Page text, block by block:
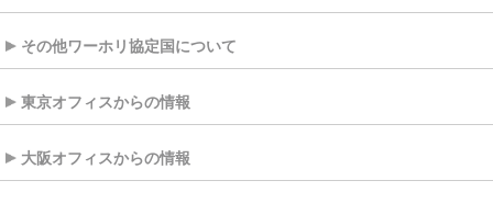
その他ワーホリ協定国について
東京オフィスからの情報
大阪オフィスからの情報